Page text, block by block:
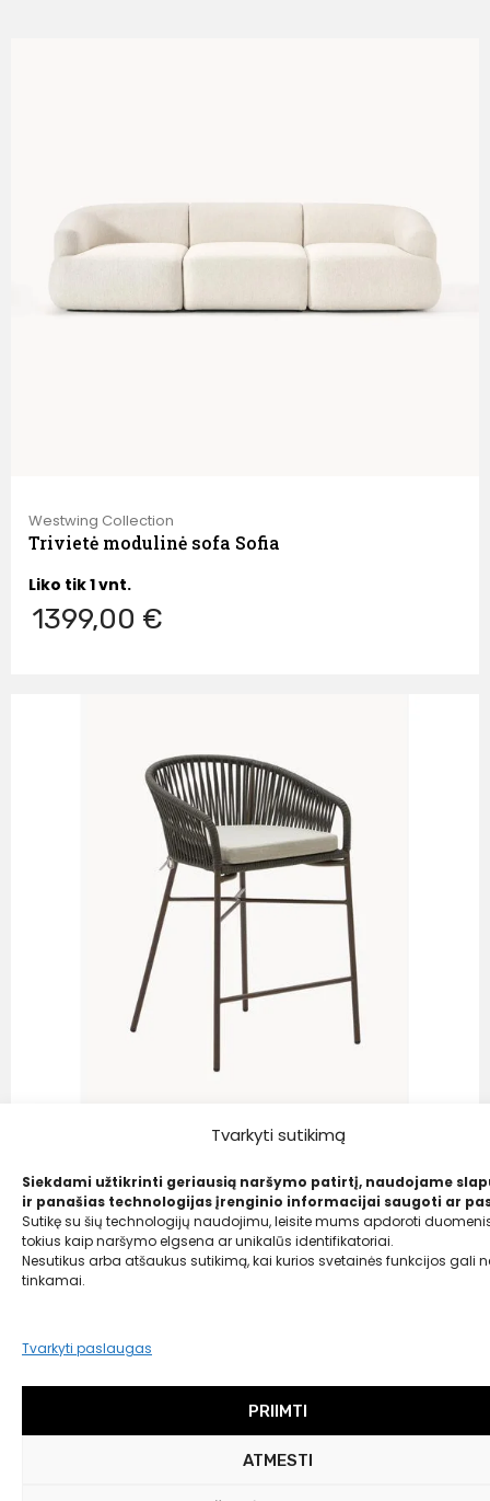
Tvarkyti sutikimą
Siekdami užtikrinti geriausią naršymo patirtį, naudojame
ir panašias technologijas įrenginio informacijai saugoti ar
Sutikę su šių technologijų naudojimu, leisite mums apdoroti
tokius kaip naršymo elgsena ar unikalūs identifikatoriai.
Nesutikus arba atšaukus sutikimą, kai kurios svetainės funkcijos gali
tinkamai.
Tvarkyti paslaugas
PRIIMTI
ATMESTI
Westwing Collection
Trivietė modulinė sofa Sofia
Liko tik 1 vnt.
1399,00 €
Kave Home
Aukštos lauko kėdės Yante, 2 vnt.
309,00€
300,00 €